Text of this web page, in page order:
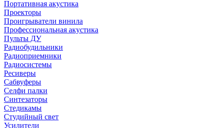
Портативная акустика
Проекторы
Проигрыватели винила
Профессиональная акустика
Пульты ДУ
Радиобудильники
Радиоприемники
Радиосистемы
Ресиверы
Сабвуферы
Селфи палки
Синтезаторы
Стедикамы
Студийный свет
Усилители